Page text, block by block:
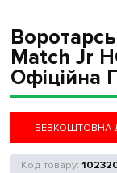
Match Jr
Офіційна
БЕЗКОШТОВНА